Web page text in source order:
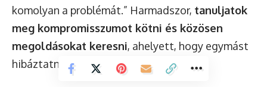
komolyan a problémát.” Harmadszor, tanuljatok
meg kompromisszumot kötni és közösen
megoldásokat keresni, ahelyett, hogy egymást
hibáztatnátok.